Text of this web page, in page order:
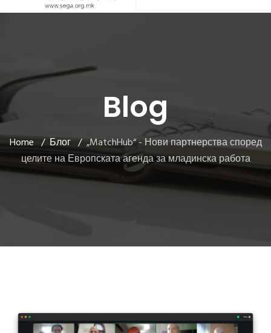
Blog
Home Блог
„MatchHub“ - Нови партнерства според
целите на Европската агенда за младинска работа